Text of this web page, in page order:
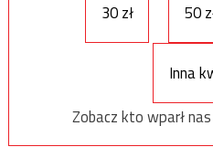
30 zł
50
Inna
Zobacz kto wparł